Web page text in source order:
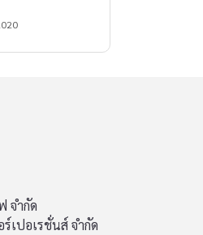
จำกัด
เปอเรชั่นส์ จำกัด